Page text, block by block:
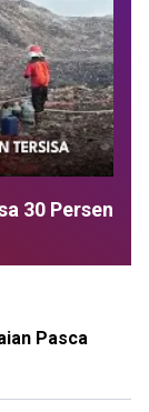
30 Persen
Pasca